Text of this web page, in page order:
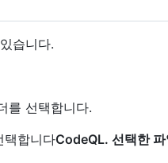
습니다.
를 선택합니다.
택합니다CodeQL. 선택한